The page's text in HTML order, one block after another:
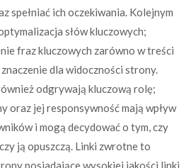
spełniać ich oczekiwania. Kolejnym
słów kluczowych;
fraz kluczowych zarówno w treści
dla widoczności strony.
odgrywają kluczową rolę;
oraz jej responsywność mają wpływ
i mogą decydować o tym, czy
ją opuszczą. Linki zwrotne to
posiadające wysokiej jakości linki